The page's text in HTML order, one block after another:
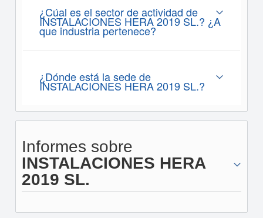
¿Cúal es el sector de actividad de
INSTALACIONES HERA 2019 SL.? ¿A
que industria pertenece?
¿Dónde está la sede de
INSTALACIONES HERA 2019 SL.?
Informes sobre
INSTALACIONES HERA
2019 SL.